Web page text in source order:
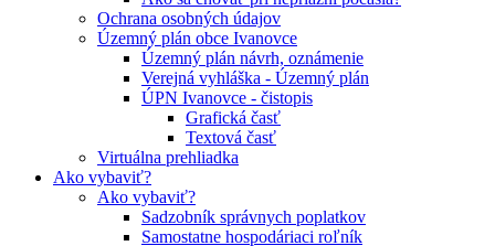
Ochrana osobných údajov
Územný plán obce Ivanovce
Územný plán návrh, oznámenie
Verejná vyhláška - Územný plán
ÚPN Ivanovce - čistopis
Grafická časť
Textová časť
Virtuálna prehliadka
Ako vybaviť?
Ako vybaviť?
Sadzobník správnych poplatkov
Samostatne hospodáriaci roľník